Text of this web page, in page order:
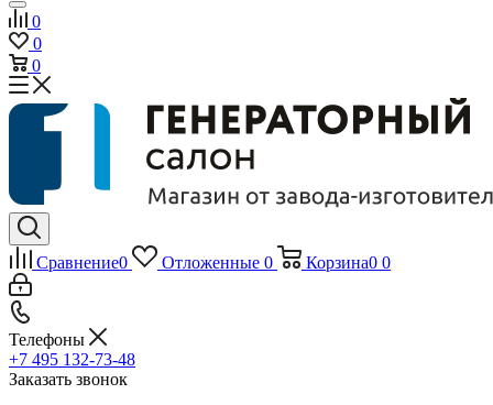
0
0
0
Сравнение0 Отложенные 0 Корзина0 0
Телефоны
+7 495 132-73-48
Заказать звонок